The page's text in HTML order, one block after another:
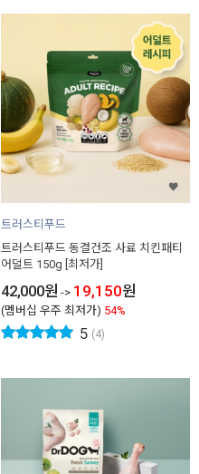
트러스티푸드
트러스티푸드 동결건조 사료 치킨패티
어덜트 150g [최저가]
42,000원 -> 19,150원
(멤버십 우주 최저가) 54%
5 (4)